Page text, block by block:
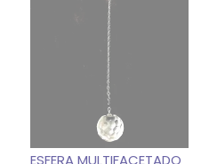
ESFERA MULTIFACETADO